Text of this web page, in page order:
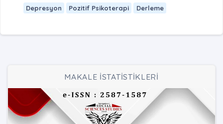
Depresyon Pozitif Psikoterapi Derleme
MAKALE İSTATİSTİKLERİ